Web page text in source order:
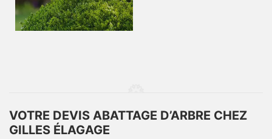
VOTRE DEVIS ABATTAGE D’ARBRE CHEZ
GILLES ÉLAGAGE